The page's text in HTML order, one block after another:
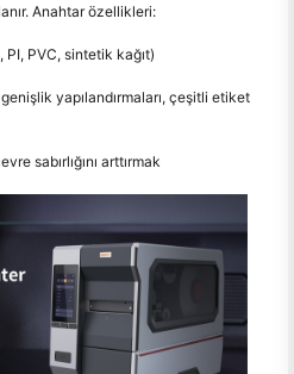
Anahtar özellikleri:
PVC, sintetik kağıt)
yapılandırmaları, çeşitli etiket
sabırlığını arttırmak